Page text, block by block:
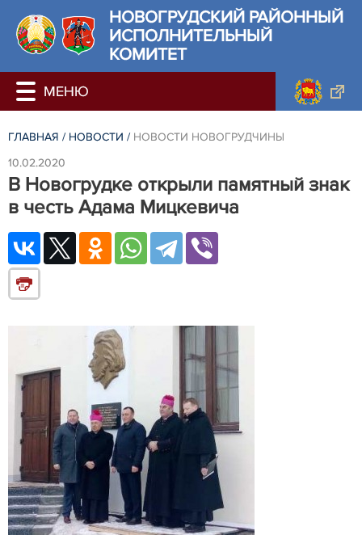
НОВОГРУДСКИЙ РАЙОННЫЙ
ИСПОЛНИТЕЛЬНЫЙ
КОМИТЕТ
ГЛАВНАЯ / НОВОСТИ / НОВОСТИ НОВОГРУДЧИНЫ
10.02.2020
В Новогрудке открыли памятный знак
в честь Адама Мицкевича